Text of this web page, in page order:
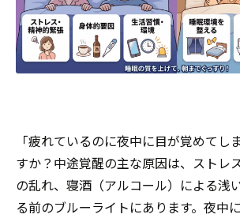
「疲れているのに夜中に目が覚めてし
すか？中途覚醒の主な原因は、ストレ
の乱れ、寝酒（アルコール）による浅
る前のブルーライトにあります。夜中